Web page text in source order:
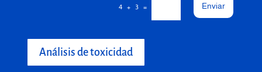
4 + 3 = Enviar
Análisis de toxicidad